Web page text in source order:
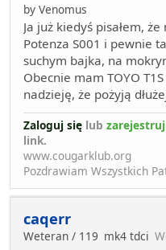
by Venomus
Ja już kiedyś pisałem,
Potenza S001 i pewnie
suchym bajka, na
Obecnie mam TOYO
nadzieję, że pożyją
Zaloguj się lub
link.
www.cougarklub.org
Pozdrawiam Wszystkich
caqerr
Weteran / 119 mk4 tdci